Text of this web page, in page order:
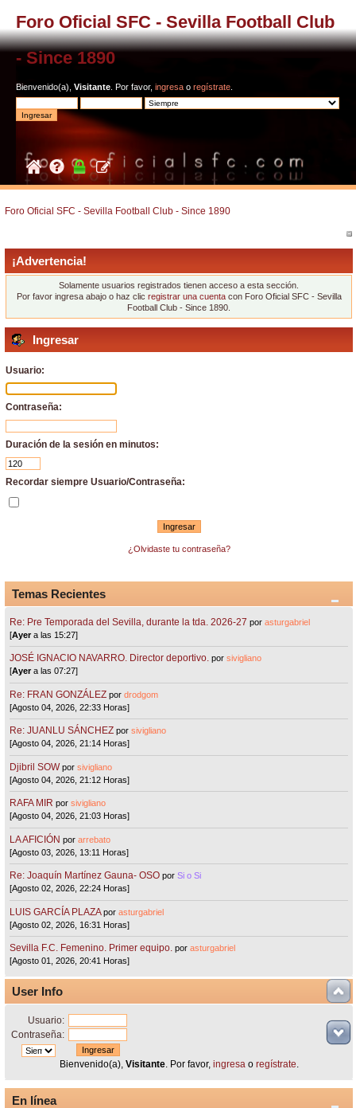
Foro Oficial SFC - Sevilla Football Club
- Since 1890
Bienvenido(a), Visitante . Por favor, ingresa o regístrate
Foro Oficial SFC - Sevilla Football Club - Since 1890
¡Advertencia!
Solamente usuarios registrados tienen acceso a esta sección.
Por favor ingresa abajo o haz clic registrar una cuentacon Foro Oficial SFC - Sevilla
Football Club - Since 1890.
Ingresar
Usuario:
Contraseña:
Duración de la sesión en minutos:
Recordar siempre Usuario/Contraseña:
¿Olvidaste tu contraseña?
Temas Recientes
Re: Pre Temporada del Sevilla, durante la tda. 2026-27 porasturgabriel
[Ayera las 15:27]
JOSÉ IGNACIO NAVARRO. Director deportivo. porsivigliano
[Ayera las 07:27]
Re: FRAN GONZÁLEZ pordrodgom
[Agosto 04, 2026, 22:33 Horas]
Re: JUANLU SÁNCHEZ porsivigliano
[Agosto 04, 2026, 21:14 Horas]
Djibril SOW porsivigliano
[Agosto 04, 2026, 21:12 Horas]
RAFA MIR porsivigliano
[Agosto 04, 2026, 21:03 Horas]
LA AFICIÓN porarrebato
[Agosto 03, 2026, 13:11 Horas]
Re: Joaquín Martínez Gauna- OSO porSi o Si
[Agosto 02, 2026, 22:24 Horas]
LUIS GARCÍA PLAZA porasturgabriel
[Agosto 02, 2026, 16:31 Horas]
Sevilla F.C. Femenino. Primer equipo. porasturgabriel
[Agosto 01, 2026, 20:41 Horas]
User Info
Usuario:
Contraseña:
Bienvenido(a), Visitante. Por favor, ingresao regístrate.
En línea